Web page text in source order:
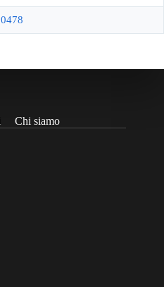
Chi siamo